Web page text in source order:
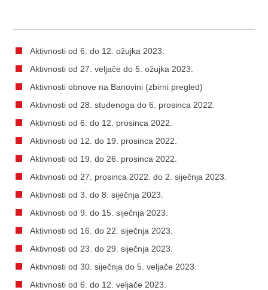
Aktivnosti od 6. do 12. ožujka 2023.
Aktivnosti od 27. veljače do 5. ožujka 2023.
Aktivnosti obnove na Banovini (zbirni pregled)
Aktivnosti od 28. studenoga do 6. prosinca 2022.
Aktivnosti od 6. do 12. prosinca 2022.
Aktivnosti od 12. do 19. prosinca 2022.
Aktivnosti od 19. do 26. prosinca 2022.
Aktivnosti od 27. prosinca 2022. do 2. siječnja 2023.
Aktivnosti od 3. do 8. siječnja 2023.
Aktivnosti od 9. do 15. siječnja 2023.
Aktivnosti od 16. do 22. siječnja 2023.
Aktivnosti od 23. do 29. siječnja 2023.
Aktivnosti od 30. siječnja do 5. veljače 2023.
Aktivnosti od 6. do 12. veljače 2023.